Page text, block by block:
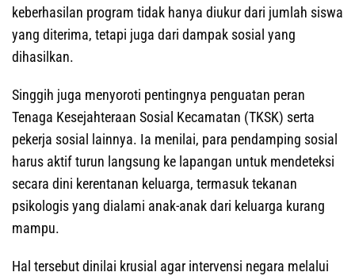
keberhasilan program tidak hanya diukur dari jumlah siswa
yang diterima, tetapi juga dari dampak sosial yang
dihasilkan.
Singgih juga menyoroti pentingnya penguatan peran
Tenaga Kesejahteraan Sosial Kecamatan (TKSK) serta
pekerja sosial lainnya. Ia menilai, para pendamping sosial
harus aktif turun langsung ke lapangan untuk mendeteksi
secara dini kerentanan keluarga, termasuk tekanan
psikologis yang dialami anak-anak dari keluarga kurang
mampu.
Hal tersebut dinilai krusial agar intervensi negara melalui